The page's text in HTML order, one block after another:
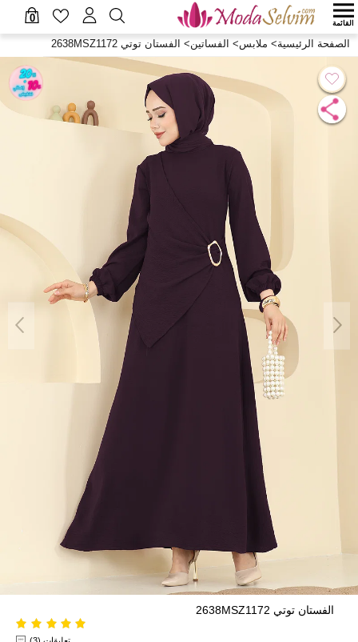
0 القائمة
الصفحة الرئيسية> ملابس> الفساتين> الفستان توتي 2638MSZ1172
الفستان توتي 2638MSZ1172